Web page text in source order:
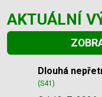
AKTUÁLNÍ
Slide 1 of 88
Dlouhá
(S41)